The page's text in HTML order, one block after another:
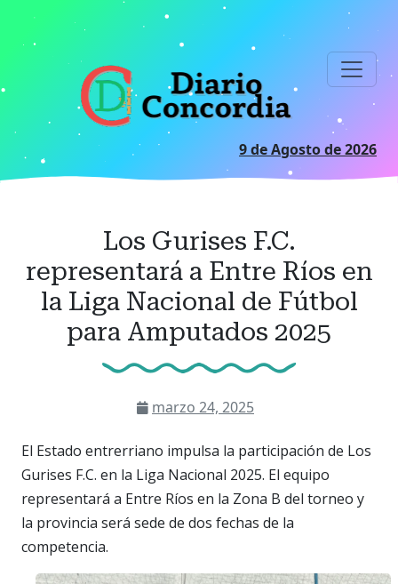
9 de Agosto de 2026
Los Gurises F.C.
representará a Entre Ríos en
la Liga Nacional de Fútbol
para Amputados 2025
marzo 24, 2025
El Estado entrerriano impulsa la participación de Los
Gurises F.C. en la Liga Nacional 2025. El equipo
representará a Entre Ríos en la Zona B del torneo y
la provincia será sede de dos fechas de la
competencia.